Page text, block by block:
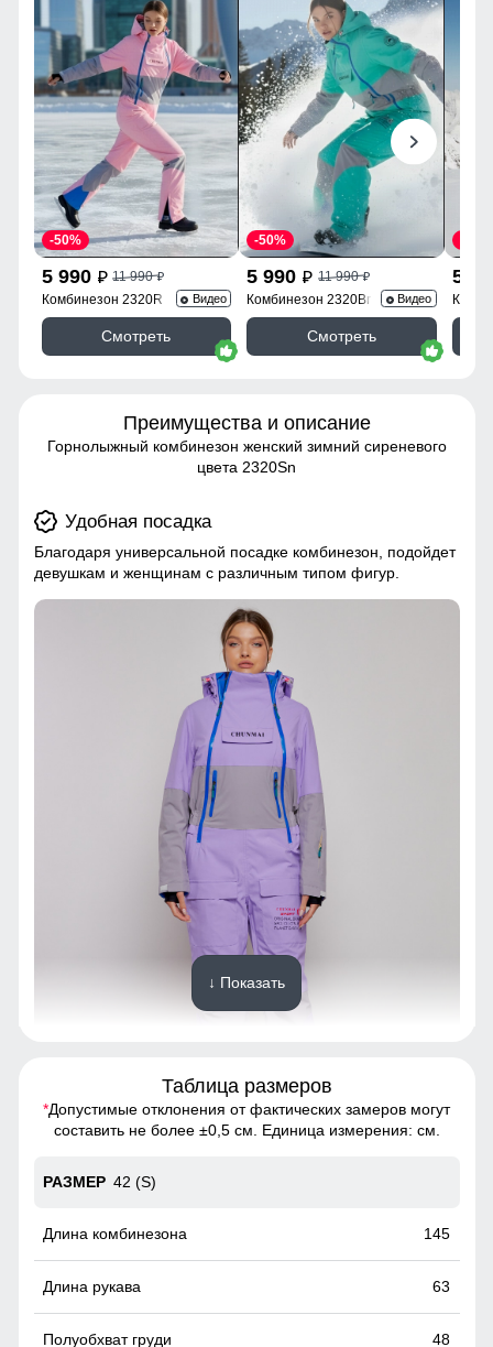
5 990 p 11 990p
-50%
Комбинезон 2320R Видео
Смотреть
5 990 p 11 990p
-50%
Комбинезон 2320Br Видео
Смотреть
5
Преимущества и описание
Горнолыжный комбинезон женский зимний сиреневого
цвета 2320Sn
Удобная посадка
Благодаря универсальной посадке комбинезон, подойдет
девушкам и женщинам с различным типом фигур.
Благодаря универсальной посадке комбинезон, подойдет
девушкам и женщинам с различным типом фигур.
Карманы
Прорезные карманы служат местом хранения различных
мелочей.
↓ Показать
Таблица размеров
*Допустимые отклонения от фактических замеров могут
составить не более ±0,5 см. Единица измерения: см.
42 (S)
145
63
48